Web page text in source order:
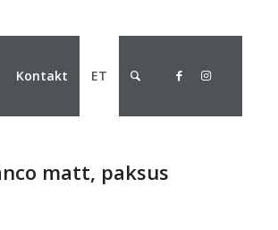
Kontakt ET
matt, paksus